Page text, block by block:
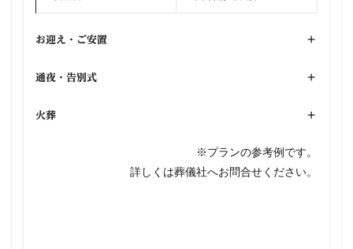
お迎え・ご安置 +
通夜・告別式 +
火葬 +
※プランの参考例です。
詳しくは葬儀社へお問合せください。